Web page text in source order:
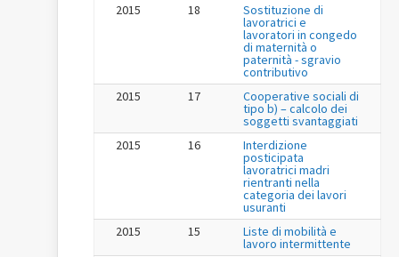
2015
18 Sostituzione di
lavoratrici e
lavoratori in congedo
di maternità o
paternità - sgravio
contributivo
2015
17 Cooperative sociali di
tipo b) – calcolo dei
soggetti svantaggiati
2015
16 Interdizione
posticipata
lavoratrici madri
rientranti nella
categoria dei lavori
usuranti
2015
15 Liste di mobilità e
lavoro intermittente